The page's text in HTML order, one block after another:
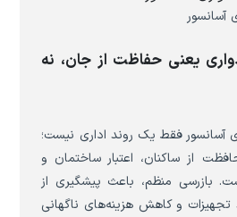
آسانسور
یعنی حفاظت از جان، نه
آسانسور فقط یک روند اداری نیست؛
از ساکنان، اعتبار ساختمان و
بازرسی منظم، باعث پیشگیری از
تجهیزات و کاهش هزینه‌های ناگهانی